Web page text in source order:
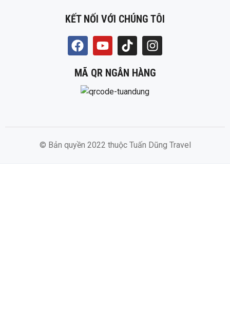
KẾT NỐI VỚI CHÚNG TÔI
MÃ QR NGÂN HÀNG
© Bản quyền 2022 thuộc Tuấn Dũng Travel